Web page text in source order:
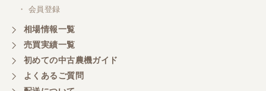
・ 会員登録
相場情報一覧
売買実績一覧
初めての中古農機ガイド
よくあるご質問